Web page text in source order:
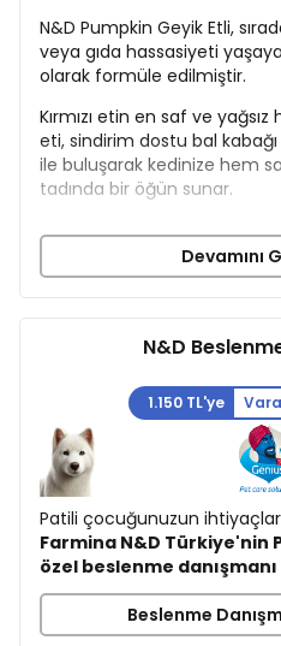
N&D Pumpkin Geyik Etli,
veya gıda hassasiyeti
olarak formüle edilmiştir.
Kırmızı etin en saf ve
eti, sindirim dostu bal
ile buluşarak kedinize hem
tadında bir öğün sunar.
İçerik
Kemiksiz Geyik %28
Tavuk Yağı
Kurutulmuş Yumurta
Ringa Balığı
Kurutulmuş Ringa Balığı
Balık Yağı (ringa balığı)
Kurutulmuş Havuç
Yonca Unu
İnulin
Fruktooligosakkarit
Maya Ekstratı
Kurutulmuş Elma %0,5
Kurutulmuş Yaban
Devamını
N&D
1.150 TL'ye
Patili çocuğunuzun
Farmina N&D
özel beslenme danışmanı
Beslenme